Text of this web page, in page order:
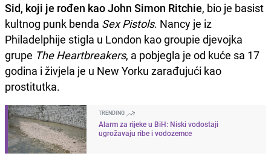
Sid, koji je rođen kao John Simon Ritchie, bio je basist
kultnog punk benda Sex Pistols. Nancy je iz
Philadelphije stigla u London kao groupie djevojka
grupe The Heartbreakers, a pobjegla je od kuće sa 17
godina i živjela je u New Yorku zarađujući kao
prostitutka.
TRENDING
Alarm za rijeke u BiH: Niski vodostaji
ugrožavaju ribe i vodozemce